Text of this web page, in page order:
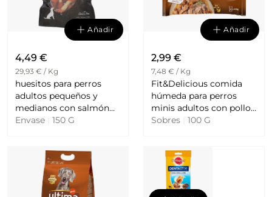
Añadir
4,49 €
29,93 € / Kg
huesitos para perros
adultos pequeños y
medianos con salmón
Grain Free ROSEWOOD
Envase 150 G
Añadir
2,99 €
7,48 € / Kg
Fit&Delicious comida
húmeda para perros
minis adultos con pollo
2 sobres 100 g con buey
Sobres 100 G